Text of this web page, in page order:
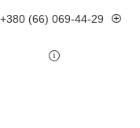
+380 (66) 069-44-29